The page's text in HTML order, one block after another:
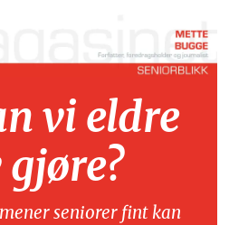
vi eldre
gjøre?
mener seniorer fint kan